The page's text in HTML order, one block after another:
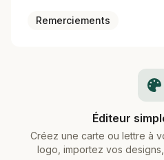
Remerciements
Éditeur
Créez une carte ou lettre à
logo, importez vos